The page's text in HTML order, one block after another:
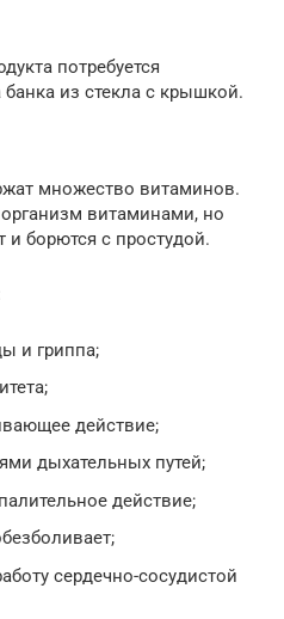
потребуется
из стекла с крышкой.
множество витаминов.
витаминами, но
борются с простудой.
и гриппа;
действие;
дыхательных путей;
действие;
сердечно-сосудистой